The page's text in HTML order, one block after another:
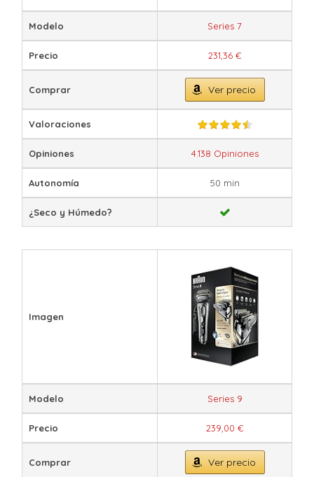
Modelo Series 7
Precio 231,36 €
Comprar Ver precio
Valoraciones
Opiniones 4.138 Opiniones
Autonomía 50 min
¿Seco y Húmedo?
Imagen
Modelo Series 9
Precio 239,00 €
Comprar Ver precio